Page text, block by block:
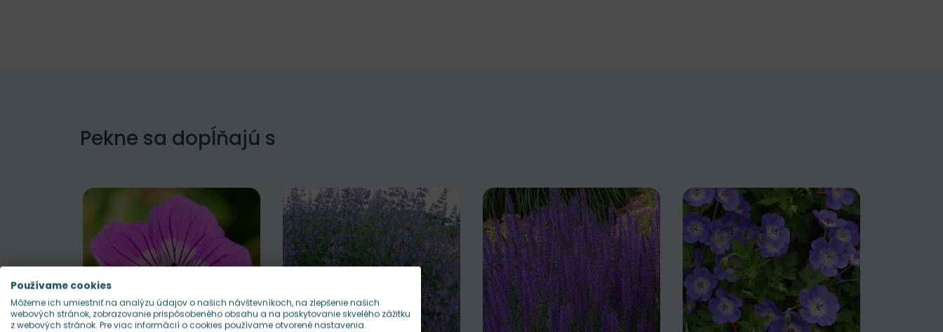
Pekne sa dopĺňajú s
Používame cookies
Môžeme ich umiestniť na analýzu údajov o našich návštevníkoch, na zlepšenie našich
webových stránok, zobrazovanie prispôsobeného obsahu a na poskytovanie skvelého zážitku
z webových stránok. Pre viac informácií o cookies používame otvorené nastavenia.